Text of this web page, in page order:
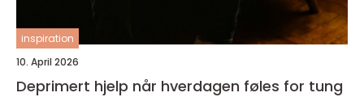
inspiration
10. April 2026
Deprimert hjelp når hverdagen føles for tung